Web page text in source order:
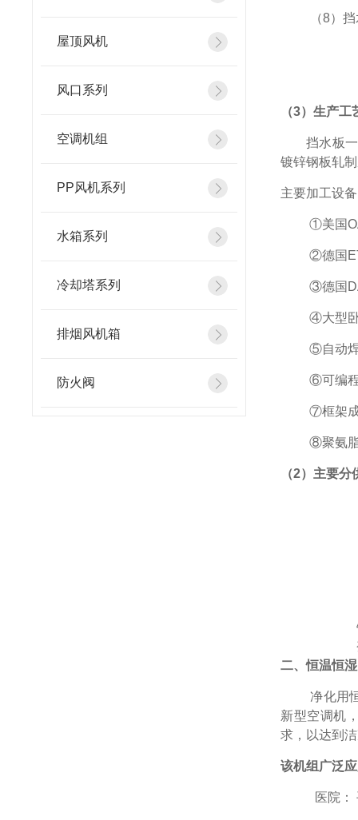
屋顶风机
风口系列
空调机组
PP风机系列
水箱系列
冷却塔系列
排烟风机箱
防火阀
（8）
（3）生产工
挡水板
镀锌钢板轧
主要加工设备
①美国
②德国
③德国
④大型
⑤自动
⑥可编
⑦框架
⑧聚氨
（2）主要分
二、恒温恒
净化用
新型空调机
求，以达到
该机组广泛
医院：